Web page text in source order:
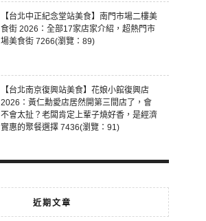
【台北中正紀念堂站美食】南門市場二樓美
食街 2026：全部17家店家介紹，超熱門市
場美食街 7266(瀏覽：89)
【台北南京復興站美食】花娘小館復興店
2026：黃仁勳愛店居然開第三間店了，會
不會太扯？老闆肯定上輩子燒好香，是經濟
實惠的聚餐選擇 7436(瀏覽：91)
近期文章